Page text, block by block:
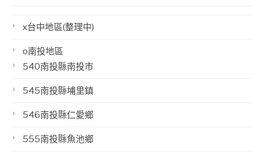
x台中地區(整理中)
o南投地區
540南投縣南投市
545南投縣埔里鎮
546南投縣仁愛鄉
555南投縣魚池鄉